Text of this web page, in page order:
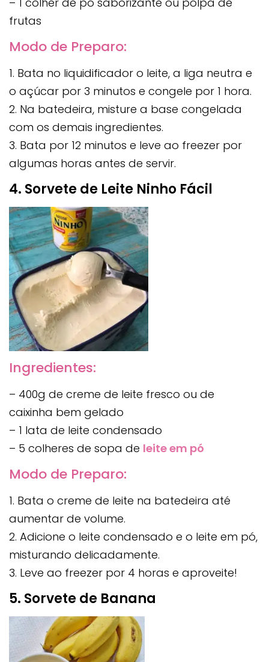
frutas
Modo de Preparo:
1. Bata no liquidificador o leite, a liga neutra e
o açúcar por 3 minutos e congele por 1 hora.
2. Na batedeira, misture a base congelada
com os demais ingredientes.
3. Bata por 12 minutos e leve ao freezer por
algumas horas antes de servir.
4. Sorvete de Leite Ninho Fácil
Ingredientes:
– 400g de creme de leite fresco ou de
caixinha bem gelado
– 1 lata de leite condensado
– 5 colheres de sopa de leite em pó
Modo de Preparo:
1. Bata o creme de leite na batedeira até
aumentar de volume.
2. Adicione o leite condensado e o leite em pó,
misturando delicadamente.
3. Leve ao freezer por 4 horas e aproveite!
5. Sorvete de Banana